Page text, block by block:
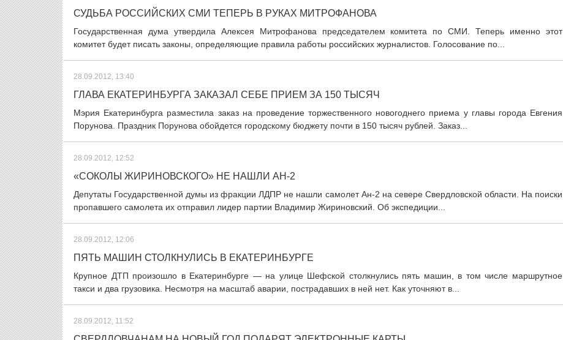
СУДЬБА РОССИЙСКИХ СМИ ТЕПЕРЬ В РУКАХ МИТРОФАНОВА
Государственная дума утвердила Алексея Митрофанова председателем комитета по СМИ. Теперь именно этот
комитет будет писать законы, определяющие правила работы российских журналистов. Голосование по...
28.09.2012, 13:40
ГЛАВА ЕКАТЕРИНБУРГА ЗАКАЗАЛ СЕБЕ ПРИЕМ ЗА 150 ТЫСЯЧ
Мэрия Екатеринбурга разместила заказ на проведение торжественного новогоднего приема у главы города Евгения
Порунова. Праздник Порунова обойдется городскому бюджету почти в 150 тысяч рублей. Заказ...
28.09.2012, 12:52
«СОКОЛЫ ЖИРИНОВСКОГО» НЕ НАШЛИ АН-2
Депутаты Государственной думы из фракции ЛДПР не нашли самолет Ан-2 на севере Свердловской области. На поиски
пропавшего самолета их отправил лидер партии Владимир Жириновский. Об экспедиции...
28.09.2012, 12:06
ПЯТЬ МАШИН СТОЛКНУЛИСЬ В ЕКАТЕРИНБУРГЕ
Крупное ДТП произошло в Екатеринбурге — на улице Шефской столкнулись пять машин, в том числе маршрутное
такси и два грузовика. Несмотря на масштаб аварии, пострадавших в ней нет. Как уточняют в...
28.09.2012, 11:52